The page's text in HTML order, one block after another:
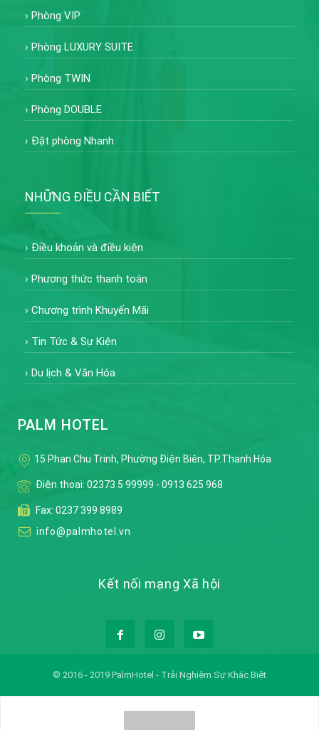
› Phòng VIP
› Phòng LUXURY SUITE
› Phòng TWIN
› Phòng DOUBLE
› Đặt phòng Nhanh
NHỮNG ĐIỀU CẦN BIẾT
› Điều khoản và điều kiện
› Phương thức thanh toán
› Chương trình Khuyến Mãi
› Tin Tức & Sự Kiện
› Du lịch & Văn Hóa
PALM HOTEL
15 Phan Chu Trinh, Phường Điện Biên, TP.Thanh Hóa
Điện thoại: 02373 5 99999 - 0913 625 968
Fax: 0237 399 8989
info@palmhotel.vn
Kết nối mạng Xã hội
© 2016 - 2019 PalmHotel - Trải Nghiệm Sự Khác Biệt